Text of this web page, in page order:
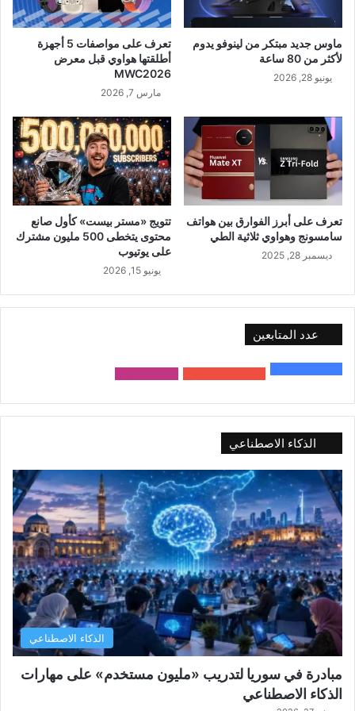
ماوس جديد مبتكر من لينوفو يدوم
لأكثر من 80 ساعة
يونيو 28, 2026
تعرف على مواصفات 5 أجهزة
أطلقتها هواوي قبل معرض
MWC2026
مارس 7, 2026
تعرف على أبرز الفوارق بين هواتف
سامسونج وهواوي ثلاثية الطي
ديسمبر 28, 2025
تتويج «مستر بيست» كأول صانع
محتوى يتخطى 500 مليون مشترك
على يوتيوب
يونيو 15, 2026
عدد المتابعين
الذكاء الاصطناعي
الذكاء الاصطناعي
مبادرة في سوريا لتدريب «مليون مستخدم» على مهارات
الذكاء الاصطناعي